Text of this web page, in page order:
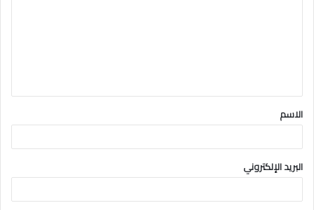
ق
*
الاسم
البريد الإلكتروني